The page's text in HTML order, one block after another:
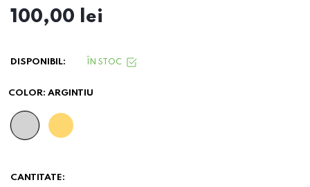
100,00 lei
DISPONIBIL: ÎN STOC
COLOR: ARGINTIU
CANTITATE: